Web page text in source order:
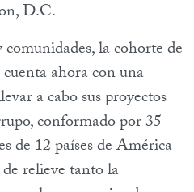
D.C.
la cohorte de
ahora con una
a cabo sus proyectos
conformado por 35
de 12 países de América
relieve tanto la